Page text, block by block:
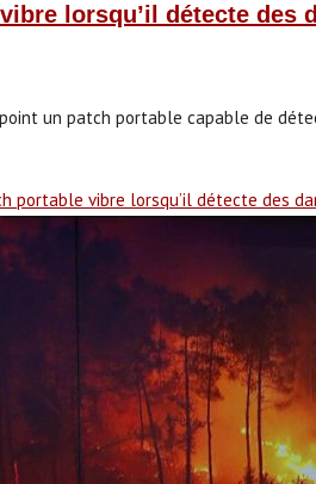
lorsqu’il détecte des
un patch portable capable de
portable vibre lorsqu’il détecte des